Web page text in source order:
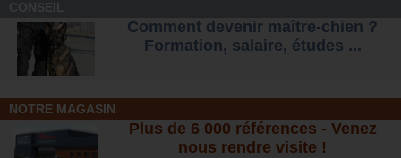
Comment devenir maître-chien ?
Formation, salaire, études ...
NOTRE MAGASIN
Plus de 6 000 références - Venez
nous rendre visite !